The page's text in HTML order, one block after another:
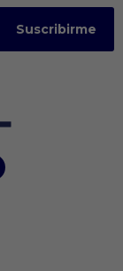
Suscribirme